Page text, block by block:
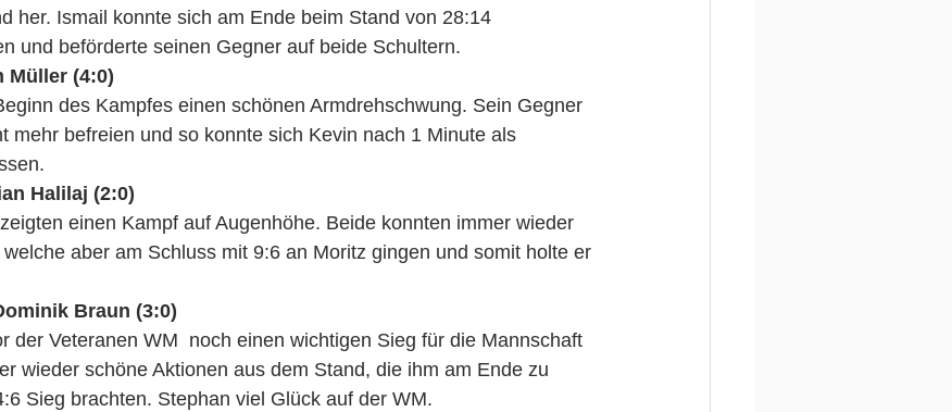
her. Ismail konnte sich am Ende beim Stand von 28:14
und beförderte seinen Gegner auf beide Schultern.
Müller (4:0)
des Kampfes einen schönen Armdrehschwung. Sein Gegner
mehr befreien und so konnte sich Kevin nach 1 Minute als
Halilaj (2:0)
einen Kampf auf Augenhöhe. Beide konnten immer wieder
aber am Schluss mit 9:6 an Moritz gingen und somit holte er
Braun (3:0)
der Veteranen WM  noch einen wichtigen Sieg für die Mannschaft
wieder schöne Aktionen aus dem Stand, die ihm am Ende zu
Sieg brachten. Stephan viel Glück auf der WM.